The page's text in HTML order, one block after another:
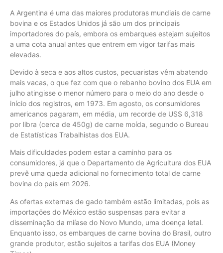
A Argentina é uma das maiores produtoras mundiais de carne
bovina e os Estados Unidos já são um dos principais
importadores do país, embora os embarques estejam sujeitos
a uma cota anual antes que entrem em vigor tarifas mais
elevadas.
Devido à seca e aos altos custos, pecuaristas vêm abatendo
mais vacas, o que fez com que o rebanho bovino dos EUA em
julho atingisse o menor número para o meio do ano desde o
início dos registros, em 1973. Em agosto, os consumidores
americanos pagaram, em média, um recorde de US$ 6,318
por libra (cerca de 450g) de carne moída, segundo o Bureau
de Estatísticas Trabalhistas dos EUA.
Mais dificuldades podem estar a caminho para os
consumidores, já que o Departamento de Agricultura dos EUA
prevê uma queda adicional no fornecimento total de carne
bovina do país em 2026.
As ofertas externas de gado também estão limitadas, pois as
importações do México estão suspensas para evitar a
disseminação da miíase do Novo Mundo, uma doença letal.
Enquanto isso, os embarques de carne bovina do Brasil, outro
grande produtor, estão sujeitos a tarifas dos EUA (Money